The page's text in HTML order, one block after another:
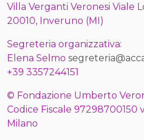
Villa Verganti Veronesi Viale
20010, Inveruno (MI)
Segreteria organizzativa:
Elena Selmo
+39 3357244151
© Fondazione Umberto
Codice Fiscale 97298700150
Milano